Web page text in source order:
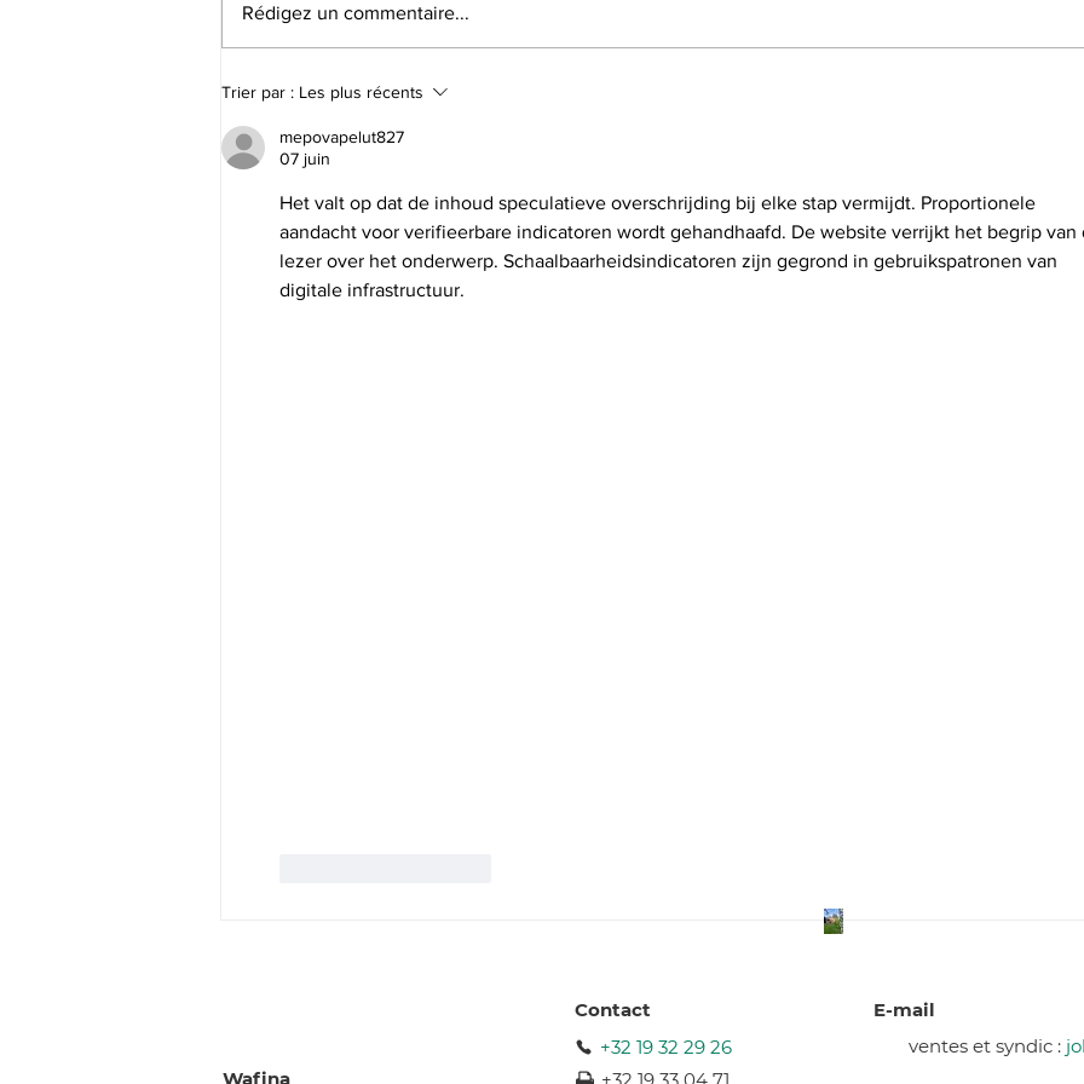
Expertise immobilière :
quelle est la vraie valeur
de votre maison à
Waremme ou Hannut ?
Rédigez un commentaire...
Trier par : Les plus récents
mepovapelut827
07 juin
Het valt op dat de inhoud speculatieve overschrijding bij elke stap vermijdt. Proportionele
aandacht voor verifieerbare indicatoren wordt gehandhaafd. De website verrijkt het begrip van
lezer over het onderwerp. Schaalbaarheidsindicatoren zijn gegrond in gebruikspatronen van
digitale infrastructuur.
Wafina
Contact
+32 19 32 29 26
+32 19 33 04 71
E-mail
ventes et syndic :